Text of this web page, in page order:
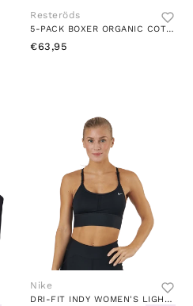
Resteröds
5-PACK BOXER ORGANIC COTTON STONE
€63,95
Nike
DRI-FIT INDY WOMEN'S LIGHT-SUPPORT PADDED LONGLINE SPORTS BRA BLACK/WHITE